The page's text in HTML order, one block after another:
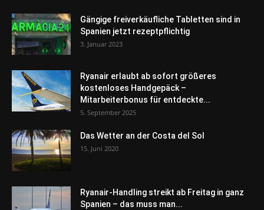
Gängige freiverkäufliche Tabletten sind in
Spanien jetzt rezeptpflichtig
3. Januar 2023
Ryanair erlaubt ab sofort größeres
kostenloses Handgepäck –
Mitarbeiterbonus für entdeckte...
5. September 2025
Das Wetter an der Costa del Sol
15. Juni 2020
Ryanair-Handling streikt ab Freitag in ganz
Spanien – das muss man...